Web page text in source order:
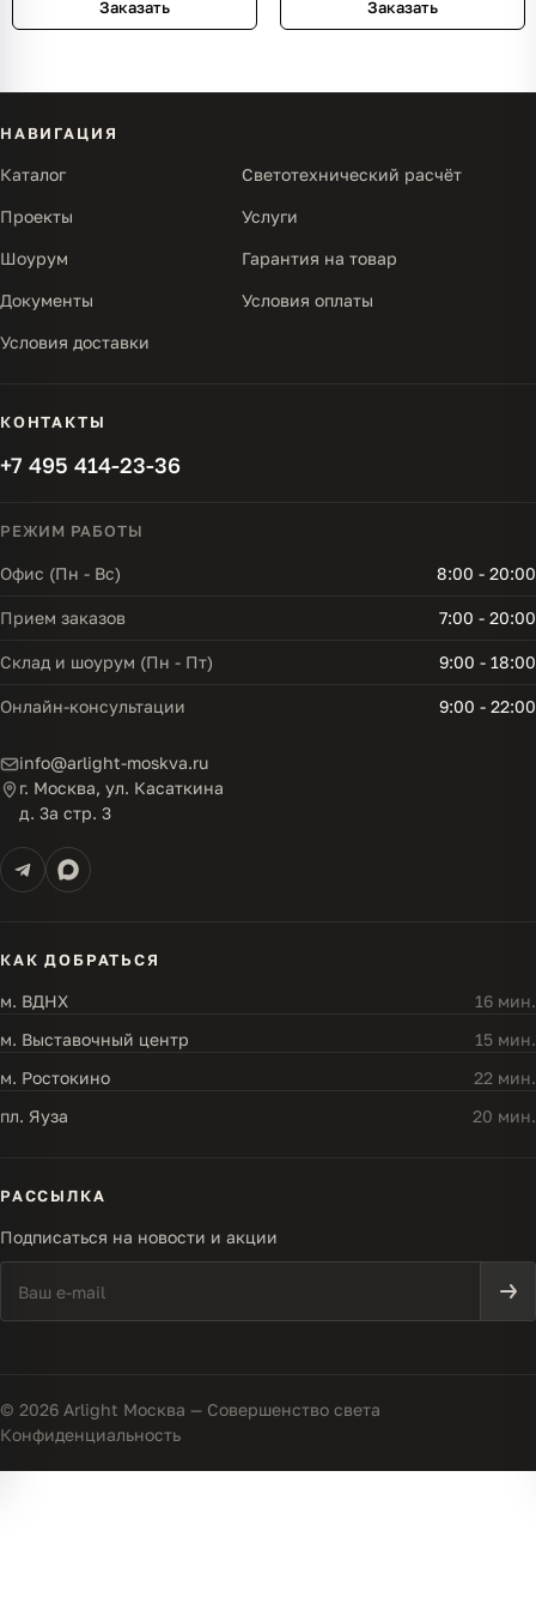
Заказать Заказать
НАВИГАЦИЯ
Каталог Светотехнический расчёт
Проекты Услуги
Шоурум Гарантия на товар
Документы Условия оплаты
Условия доставки
КОНТАКТЫ
+7 495 414-23-36
РЕЖИМ РАБОТЫ
Офис (Пн - Вс) 8:00 - 20:00
Прием заказов 7:00 - 20:00
Склад и шоурум (Пн - Пт) 9:00 - 18:00
Онлайн-консультации 9:00 - 22:00
info@arlight-moskva.ru
г. Москва, ул. Касаткина
д. 3а стр. 3
КАК ДОБРАТЬСЯ
м. ВДНХ
16 мин.
м. Выставочный центр
15 мин.
м. Ростокино
22 мин.
пл. Яуза
20 мин.
РАССЫЛКА
Подписаться на новости и акции
© 2026 Arlight Москва — Совершенство света
Конфиденциальность